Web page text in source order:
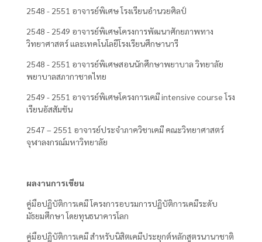
2548 - 2551 อาจารย์พิเศษ โรงเรียนอำนวยศิลป์
2548 - 2549 อาจารย์พิเศษโครงการพัฒนาศักยภาพทาง
วิทยาศาสตร์ และเทคโนโลยีโรงเรียนศึกษานารี
2548 - 2551 อาจารย์พิเศษสอนนักศึกษาพยาบาล วิทยาลัย
พยาบาลสภากาชาดไทย
2549 - 2551 อาจารย์พิเศษโครงการเคมี intensive course โรง
เรียนอัสสัมชัน
2547 – 2551 อาจารย์ประจำภาควิชาเคมี คณะวิทยาศาสตร์
จุฬาลงกรณ์มหาวิทยาลัย
ผลงานการเขียน
คู่มือปฏิบัติการเคมี โครงการอบรมการปฏิบัติการเคมีระดับ
มัธยมศึกษา โดยทุนธนาคารโลก
คู่มือปฏิบัติการเคมี สำหรับนิสิตเคมีประยุกต์หลักสูตรนานาชาติ